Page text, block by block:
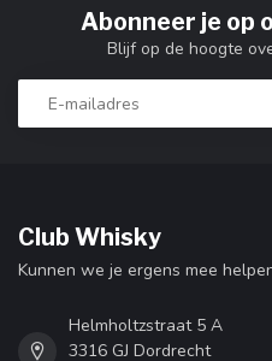
Abonneer je op
Blijf op de hoogte
Club Whisky
Kunnen we je ergens mee
Helmholtzstraat 5 A
3316 GJ Dordrecht